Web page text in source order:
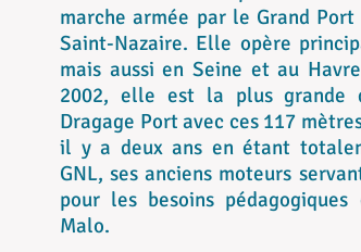
marche armée par le Grand
Saint-Nazaire. Elle opère
mais aussi en Seine et au
2002, elle est la plus
Dragage Port avec ces 117
il y a deux ans en étant
GNL, ses anciens moteurs
pour les besoins
Malo.